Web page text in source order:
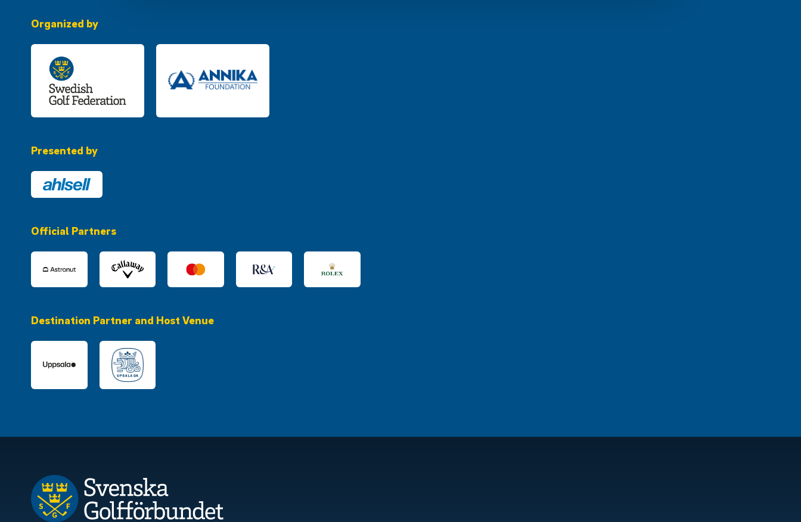
Organized by
Presented by
Official Partners
Destination Partner and Host Venue